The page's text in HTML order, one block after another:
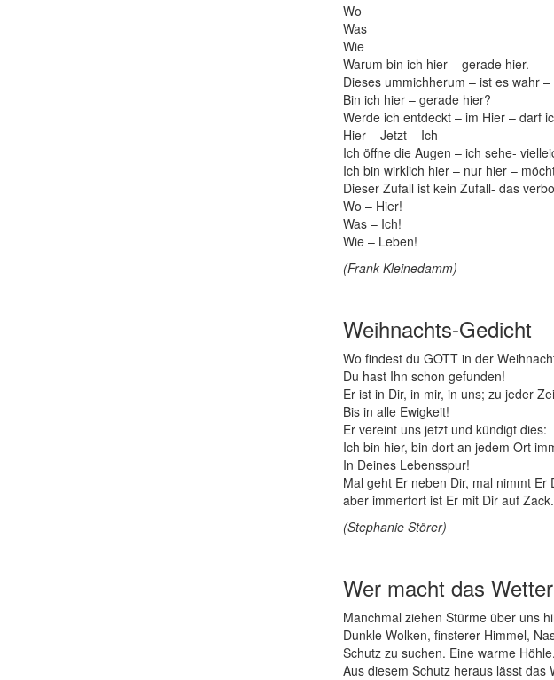
Wo
Was
Wie
Warum bin ich hier – gerade hier.
Dieses ummichherum – ist es wahr –
Bin ich hier – gerade hier?
Werde ich entdeckt – im Hier – darf
Hier – Jetzt – Ich
Ich öffne die Augen – ich sehe-
Ich bin wirklich hier – nur hier –
Dieser Zufall ist kein Zufall- das
Wo – Hier!
Was – Ich!
Wie – Leben!
(Frank Kleinedamm)
Weihnachts-Gedicht
Wo findest du GOTT in der
Du hast Ihn schon gefunden!
Er ist in Dir, in mir, in uns; zu jeder
Bis in alle Ewigkeit!
Er vereint uns jetzt und kündigt dies:
Ich bin hier, bin dort an jedem Ort
In Deines Lebensspur!
Mal geht Er neben Dir, mal nimmt Er
aber immerfort ist Er mit Dir auf Zack.
(Stephanie Störer)
Wer macht das
Manchmal ziehen Stürme über uns
Dunkle Wolken, finsterer Himmel,
Schutz zu suchen. Eine warme Höhle.
Aus diesem Schutz heraus lässt